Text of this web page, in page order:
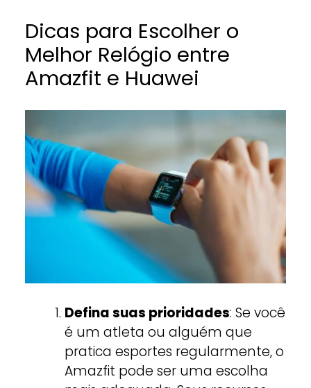
Dicas para Escolher o
Melhor Relógio entre
Amazfit e Huawei
Defina suas prioridades: Se você
é um atleta ou alguém que
pratica esportes regularmente, o
Amazfit pode ser uma escolha